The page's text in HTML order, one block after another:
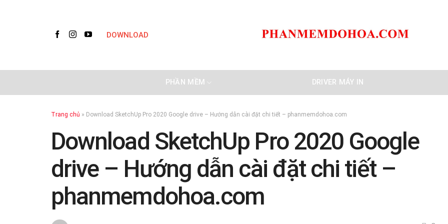
DOWNLOAD
PHẦN MỀM DRIVER MÁY IN
Trang chủ » Download SketchUp Pro 2020 Google drive – Hướng dẫn cài đặt chi tiết – phanmemdohoa.com
Download SketchUp Pro 2020 Google
drive – Hướng dẫn cài đặt chi tiết –
phanmemdohoa.com